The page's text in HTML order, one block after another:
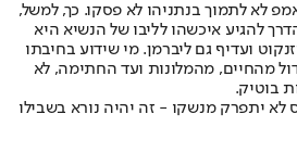
לא לתמוך בנתניהו לא פסקו. כך, למשל,
להגיע איכשהו לליבו של הנשיא היא
ועדיף גם ליברמן. מי שידוע בחיבתו
מהחיים, מהמלונות ועד החתימה, לא
בוטיק.
יתפרק מנשקו - זה יהיה נורא בשבילו